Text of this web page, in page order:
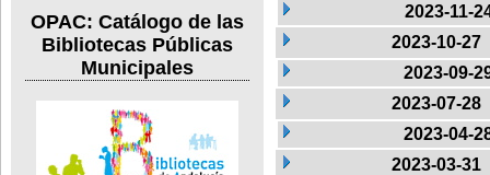
OPAC: Catálogo de las
Bibliotecas Públicas
Municipales
2023-11-
2023-10-27
2023-09-
2023-07-28
2023-04-
2023-03-31